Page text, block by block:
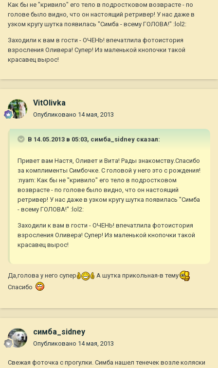
Как бы не "кривило" его тело в подростковом возврасте - по
голове было видно, что он настоящий ретривер! У нас даже в
узком кругу шутка появилась "Симба - всему ГОЛОВА!" :lol2:
Заходили к вам в гости - ОЧЕНЬ! впечатлила фотоистория
взросления Оливера! Супер! Из маленькой кнопочки такой
красавец вырос!
VitOlivka
Опубликовано 14 мая, 2013
В 14.05.2013 в 05:03, симба_sidney сказал:
Привет вам Настя, Оливет и Вита! Рады знакомству.Спасибо
за комплименты Симбочке. С головой у него это с рождения!
:nyam: Как бы не "кривило" его тело в подростковом
возврасте - по голове было видно, что он настоящий
ретривер! У нас даже в узком кругу шутка появилась "Симба
- всему ГОЛОВА!" :lol2:
Заходили к вам в гости - ОЧЕНЬ! впечатлила фотоистория
взросления Оливера! Супер! Из маленькой кнопочки такой
красавец вырос!
Да,голова у него супер
А шутка прикольная-в тему
Спасибо
симба_sidney
Опубликовано 14 мая, 2013
Свежая фоточка с прогулки. Симба нашел тенечек возле коляски